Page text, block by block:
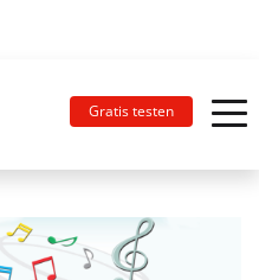
Gratis testen